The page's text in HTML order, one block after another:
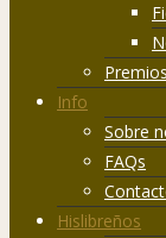
Info
Sobre
FAQs
Hislibreños